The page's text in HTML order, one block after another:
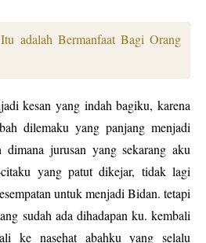
adalah Bermanfaat Bagi Orang
kesan yang indah bagiku, karena
dilemaku yang panjang menjadi
dimana jurusan yang sekarang aku
yang patut dikejar, tidak lagi
untuk menjadi Bidan. tetapi
sudah ada dihadapan ku. kembali
ke nasehat abahku yang selalu